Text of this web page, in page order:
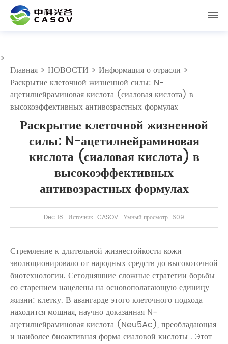
>
Главная > НОВОСТИ > Информация о отрасли >
Раскрытие клеточной жизненной силы: N-
ацетилнейраминовая кислота (сиаловая кислота) в
высокоэффективных антивозрастных формулах
Раскрытие клеточной жизненной
силы: N-ацетилнейраминовая
кислота (сиаловая кислота) в
высокоэффективных
антивозрастных формулах
Dec 18 Источник: CASOV Умный просмотр: 609
Стремление к длительной жизнестойкости кожи
эволюционировало от народных средств до высокоточной
биотехнологии. Сегодняшние сложные стратегии борьбы
со старением нацелены на основополагающую единицу
жизни: клетку. В авангарде этого клеточного подхода
находится мощная, научно доказанная N-
ацетилнейраминовая кислота (Neu5Ac), преобладающая
и наиболее биоактивная формасиаловой кислоты . Этот